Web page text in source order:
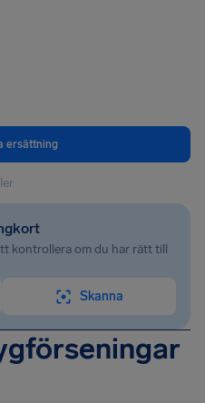
ersättning
kontrollera om du har rätt till
Skanna